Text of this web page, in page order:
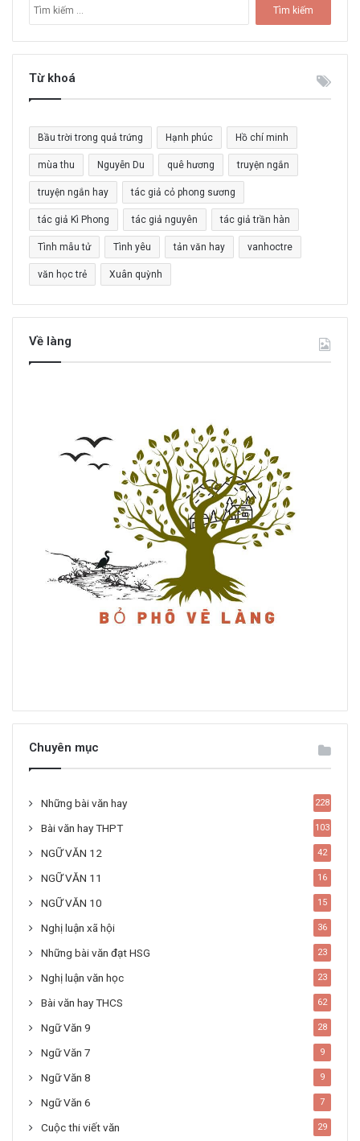
m
k
c
h
o
:
Từ khoá
Bầu trời trong quả trứng Hạnh phúc Hồ chí minh
mùa thu Nguyễn Du quê hương truyện ngắn
truyện ngắn hay tác giả cỏ phong sương
tác giả Kì Phong tác giả nguyên tác giả trần hàn
Tình mẫu tử Tình yêu tản văn hay vanhoctre
văn học trẻ Xuân quỳnh
Về làng
Chuyên mục
Những bài văn hay 228
Bài văn hay THPT 103
NGỮ VĂN 12 42
NGỮ VĂN 11 16
NGỮ VĂN 10 15
Nghị luận xã hội 36
Những bài văn đạt HSG 23
Nghị luận văn học 23
Bài văn hay THCS 62
Ngữ Văn 9 28
Ngữ Văn 7 9
Ngữ Văn 8 9
Ngữ Văn 6 7
Cuộc thi viết văn 29